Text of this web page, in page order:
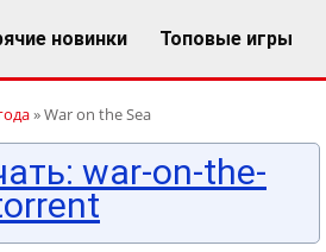
новинки Топовые игры
» War on the Sea
war-on-the-